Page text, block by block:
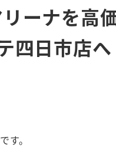
リーナを
四日市店へ
す。